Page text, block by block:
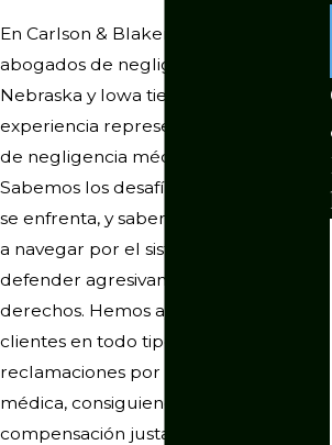
En Carlson & Blakeman, LLP, nuestros
abogados de negligencia médica en
Nebraska y Iowa tienen décadas de
experiencia representando a víctimas
de negligencia médica y a sus familias.
Sabemos los desafíos únicos a los que
se enfrenta, y sabemos cómo ayudarlo
a navegar por el sistema legal y
defender agresivamente sus
derechos. Hemos ayudado con éxito a
clientes en todo tipo de
reclamaciones por negligencia
médica, consiguiendo la
compensación justa que necesitaban